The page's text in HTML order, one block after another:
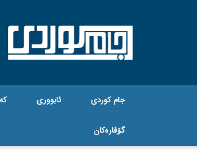
جام کوردی ئابووری
گۆڤاره‌کان